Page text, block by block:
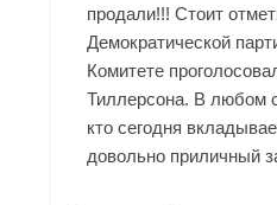
продали!!! Стоит
Демократической
Комитете
Тиллерсона. В любом
кто сегодня
довольно приличный